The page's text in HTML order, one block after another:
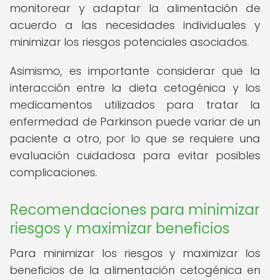
monitorear y adaptar la alimentación de
acuerdo a las necesidades individuales y
minimizar los riesgos potenciales asociados.
Asimismo, es importante considerar que la
interacción entre la dieta cetogénica y los
medicamentos utilizados para tratar la
enfermedad de Parkinson puede variar de un
paciente a otro, por lo que se requiere una
evaluación cuidadosa para evitar posibles
complicaciones.
Recomendaciones para minimizar
riesgos y maximizar beneficios
Para minimizar los riesgos y maximizar los
beneficios de la alimentación cetogénica en